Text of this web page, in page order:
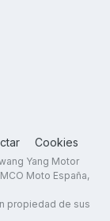
Cookies
Yang Motor
Moto España,
propiedad de sus